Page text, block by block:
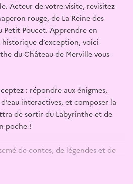
Acteur de votre visite, revisitez
rouge, de La Reine des
Petit Poucet. Apprendre en
historique d’exception, voici
du Château de Merville vous
: répondre aux énigmes,
interactives, et composer la
de sortir du Labyrinthe et de
poche !
de contes, de légendes et de